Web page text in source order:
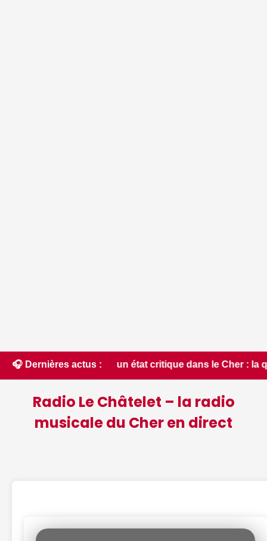
🎧 Dernières actus :
un état critique dans le Cher : la quasi-totalité
Radio Le Châtelet – la radio
musicale du Cher en direct